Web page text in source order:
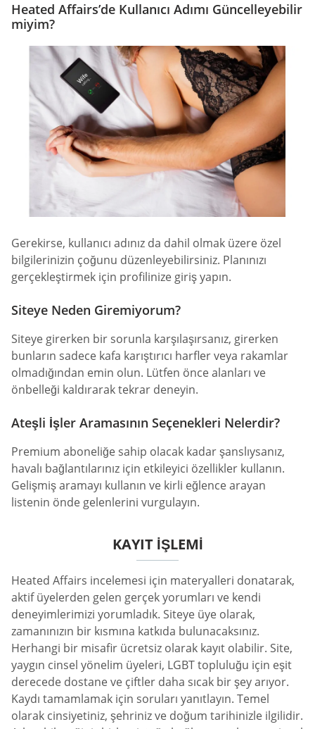
Heated Affairs’de Kullanıcı Adımı Güncelleyebilir
miyim?
Gerekirse, kullanıcı adınız da dahil olmak üzere özel
bilgilerinizin çoğunu düzenleyebilirsiniz. Planınızı
gerçekleştirmek için profilinize giriş yapın.
Siteye Neden Giremiyorum?
Siteye girerken bir sorunla karşılaşırsanız, girerken
bunların sadece kafa karıştırıcı harfler veya rakamlar
olmadığından emin olun. Lütfen önce alanları ve
önbelleği kaldırarak tekrar deneyin.
Ateşli İşler Aramasının Seçenekleri Nelerdir?
Premium aboneliğe sahip olacak kadar şanslıysanız,
havalı bağlantılarınız için etkileyici özellikler kullanın.
Gelişmiş aramayı kullanın ve kirli eğlence arayan
listenin önde gelenlerini vurgulayın.
KAYIT İŞLEMI
Heated Affairs incelemesi için materyalleri donatarak,
aktif üyelerden gelen gerçek yorumları ve kendi
deneyimlerimizi yorumladık. Siteye üye olarak,
zamanınızın bir kısmına katkıda bulunacaksınız.
Herhangi bir misafir ücretsiz olarak kayıt olabilir. Site,
yaygın cinsel yönelim üyeleri, LGBT topluluğu için eşit
derecede dostane ve çiftler daha sıcak bir şey arıyor.
Kaydı tamamlamak için soruları yanıtlayın. Temel
olarak cinsiyetiniz, şehriniz ve doğum tarihinizle ilgilidir.